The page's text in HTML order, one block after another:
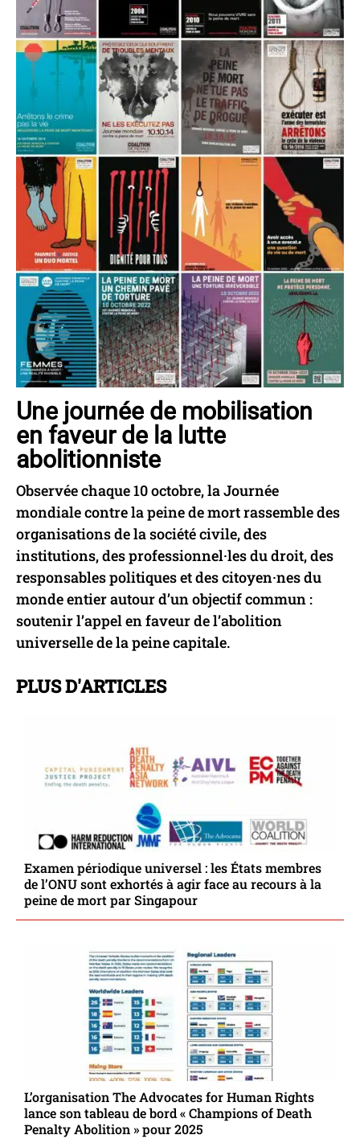
Une journée de mobilisation
en faveur de la lutte
abolitionniste
Observée chaque 10 octobre, la Journée
mondiale contre la peine de mort rassemble des
organisations de la société civile, des
institutions, des professionnel·les du droit, des
responsables politiques et des citoyen·nes du
monde entier autour d’un objectif commun :
soutenir l’appel en faveur de l’abolition
universelle de la peine capitale.
PLUS D'ARTICLES
Examen périodique universel : les États membres
de l’ONU sont exhortés à agir face au recours à la
peine de mort par Singapour
L’organisation The Advocates for Human Rights
lance son tableau de bord « Champions of Death
Penalty Abolition » pour 2025